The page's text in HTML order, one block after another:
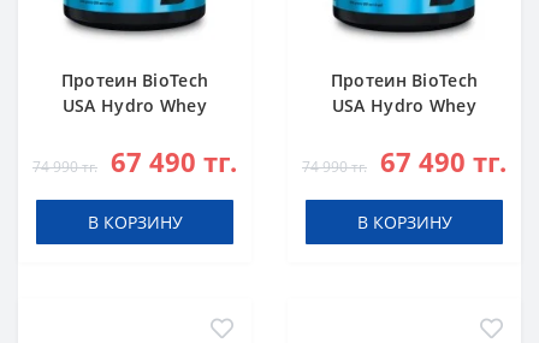
Протеин BioTech
USA Hydro Whey
g
74 990 тг. 67 490 тг.
В КОРЗИНУ
Протеин BioTech
USA Hydro Whey
74 990 тг. 67 490 тг.
В КОРЗИНУ